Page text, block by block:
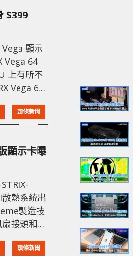
$399
顯示
Vega 64
上有所不
Vega 64
頭條新聞
顯示卡曝
製造技
接頭和
Vega 64
頭條新聞